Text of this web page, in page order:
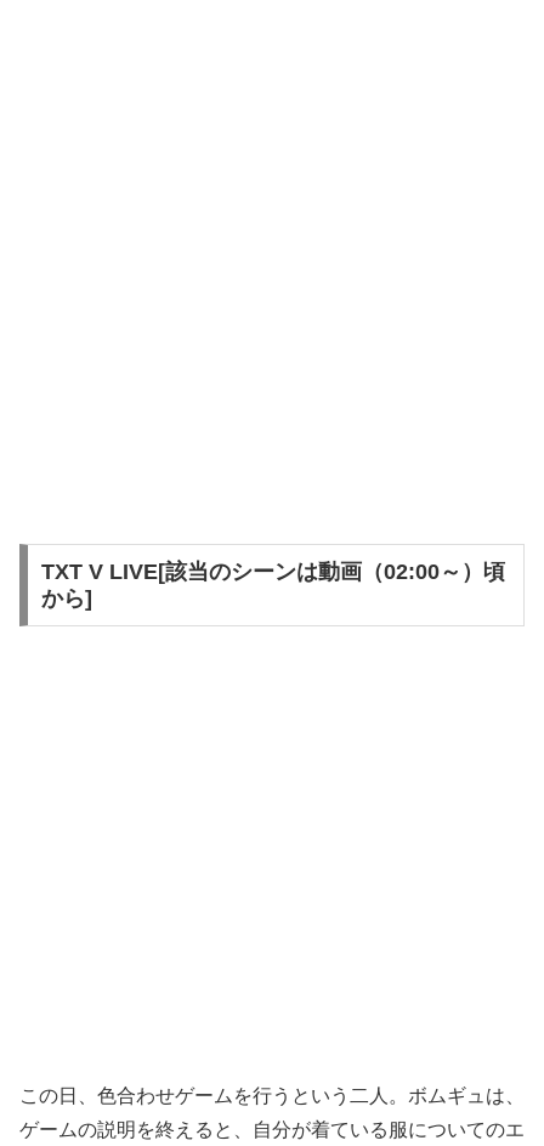
TXT V LIVE[該当のシーンは動画（02:00～）頃
から]
この日、色合わせゲームを行うという二人。ボムギュは、
ゲームの説明を終えると、自分が着ている服についてのエ